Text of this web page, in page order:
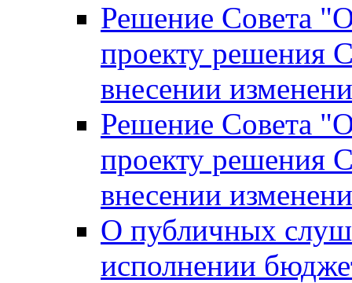
Решение Совета
проекту решения
внесении
Решение Совета
проекту решения
внесении
О публичных
исполнении